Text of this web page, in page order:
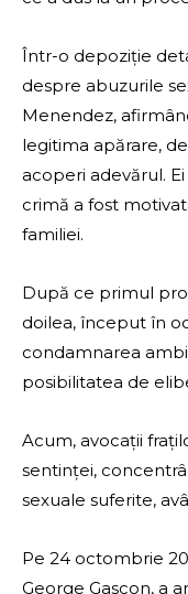
Într-o depoziție
despre abuzurile
Menendez,
legitima apărare,
acoperi adevărul.
crimă a fost
familiei.
După ce primul
doilea, început în
condamnarea
posibilitatea de
Acum, avocații
sentinței,
sexuale suferite,
Pe 24 octombrie
George Gascon, a